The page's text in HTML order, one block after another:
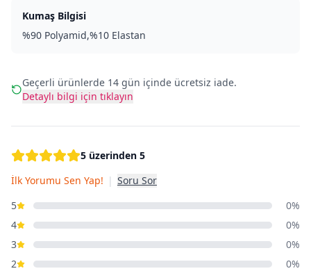
Kumaş Bilgisi
%90 Polyamid,%10 Elastan
Geçerli ürünlerde 14 gün içinde ücretsiz iade.
Detaylı bilgi için tıklayın
5 üzerinden 5
İlk Yorumu Sen Yap! | Soru Sor
5
0%
4
0%
3
0%
2
0%